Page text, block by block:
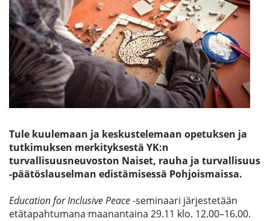
Etsi
Tule kuulemaan ja keskustelemaan opetuksen ja
tutkimuksen merkityksestä YK:n
turvallisuusneuvoston Naiset, rauha ja turvallisuus
-päätöslauselman edistämisessä Pohjoismaissa.
Education for Inclusive Peace-seminaari järjestetään
etätapahtumana maanantaina 29.11 klo. 12.00–16.00.